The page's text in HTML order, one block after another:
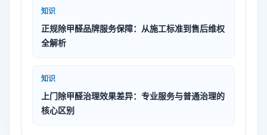
知识
正规除甲醛品牌服务保障：从施工标准到售后维权
全解析
知识
上门除甲醛治理效果差异：专业服务与普通治理的
核心区别